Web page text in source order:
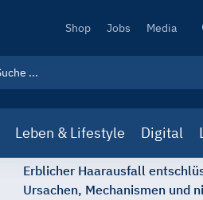
Secondary
Shop Jobs Media
Leben & Lifestyle Digital
Erblicher Haarausfall
Ursachen, Mechanismen und